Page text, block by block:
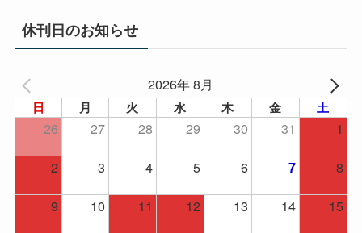
イ
ブ
休刊日のお知らせ
2026年 8月
日 月 火 水 木 金 土
26 27 28 29 30 31
1
2
3 4 5 6 7
8
9
10 11 12 13 14
15